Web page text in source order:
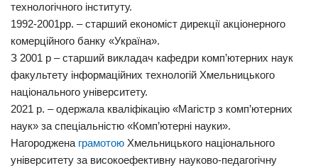
технологічного інституту.
1992-2001рр. – старший економіст дирекції акціонерного
комерційного банку «Україна».
З 2001 р – старший викладач кафедри комп’ютерних наук
факультету інформаційних технологій Хмельницького
національного університету.
2021 р. – одержала кваліфікацію «Магістр з комп’ютерних
наук» за спеціальністю «Комп’ютерні науки».
Нагороджена грамотою Хмельницького національного
університету за високоефективну науково-педагогічну